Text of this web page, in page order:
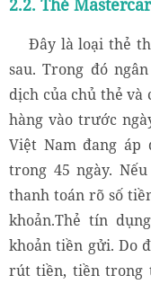
Đây là loại thẻ
sau. Trong đó
dịch của chủ thẻ và
hàng vào trước
Việt Nam đang áp
trong 45 ngày.
thanh toán rõ số
khoản.Thẻ tín
khoản tiền gửi. Do
rút tiền, tiền trong